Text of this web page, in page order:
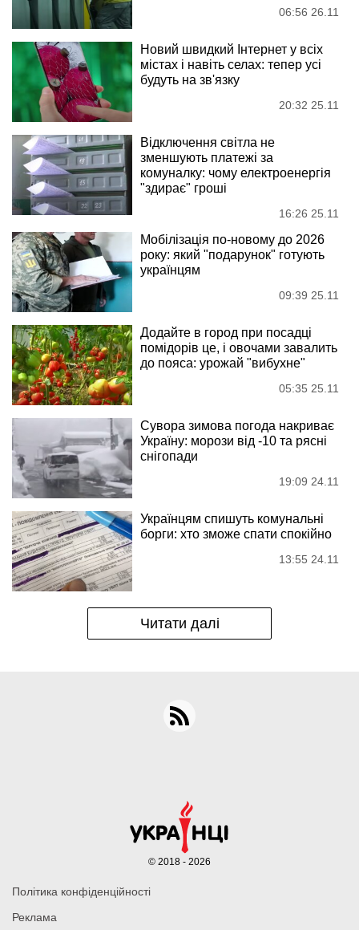
06:56 26.11
Новий швидкий Інтернет у всіх
містах і навіть селах: тепер усі
будуть на зв'язку
20:32 25.11
Відключення світла не
зменшують платежі за
комуналку: чому електроенергія
"здирає" гроші
16:26 25.11
Мобілізація по-новому до 2026
року: який "подарунок" готують
українцям
09:39 25.11
Додайте в город при посадці
помідорів це, і овочами завалить
до пояса: урожай "вибухне"
05:35 25.11
Сувора зимова погода накриває
Україну: морози від -10 та рясні
снігопади
19:09 24.11
Українцям спишуть комунальні
борги: хто зможе спати спокійно
13:55 24.11
Читати далі
Політика конфіденційності
Реклама
© 2018 - 2026